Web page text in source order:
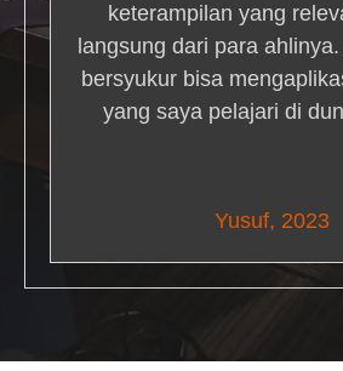
keterampilan yang
langsung dari para
bersyukur bisa
yang saya pelajari di
Yusuf, 2023